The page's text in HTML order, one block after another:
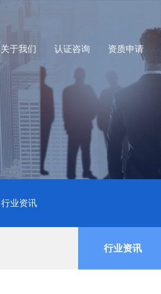
关于我们 认证咨询 资质申请
行业资讯
行业资讯